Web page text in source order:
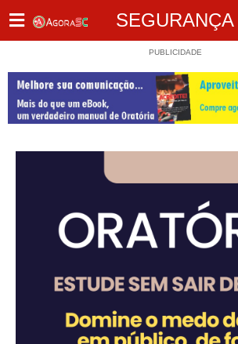
SEGURANÇA
PUBLICIDADE